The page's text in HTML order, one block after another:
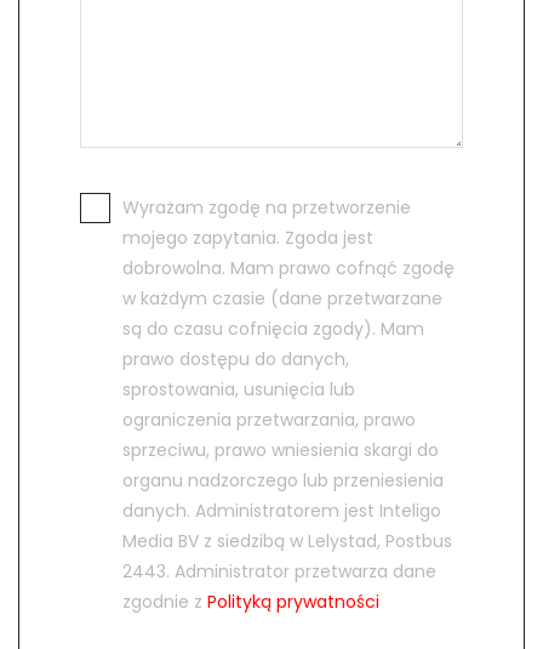
Wyrażam zgodę na przetworzenie
mojego zapytania. Zgoda jest
dobrowolna. Mam prawo cofnąć zgodę
w każdym czasie (dane przetwarzane
są do czasu cofnięcia zgody). Mam
prawo dostępu do danych,
sprostowania, usunięcia lub
ograniczenia przetwarzania, prawo
sprzeciwu, prawo wniesienia skargi do
organu nadzorczego lub przeniesienia
danych. Administratorem jest Inteligo
Media BV z siedzibą w Lelystad, Postbus
2443. Administrator przetwarza dane
zgodnie z Polityką prywatności